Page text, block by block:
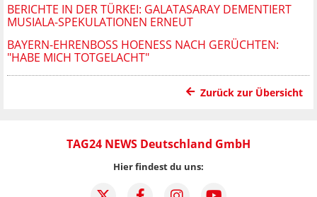
BERICHTE IN DER TÜRKEI: GALATASARAY DEMENTIERT
MUSIALA-SPEKULATIONEN ERNEUT
BAYERN-EHRENBOSS HOENESS NACH GERÜCHTEN: "
HABE MICH TOTGELACHT"
Zurück zur Übersicht
TAG24 NEWS Deutschland GmbH
Hier findest du uns: